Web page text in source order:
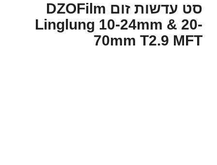
סט עדשות זום DZOFilm
Linglung 10-24mm & 20-
70mm T2.9 MFT